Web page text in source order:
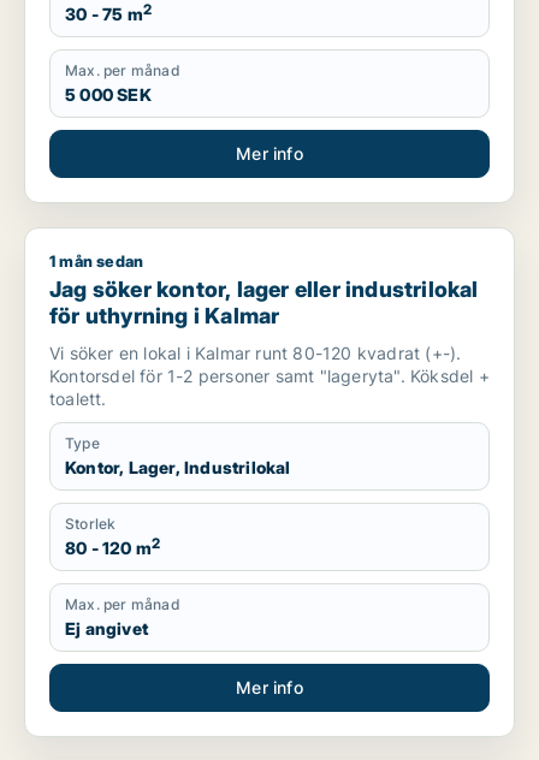
30 - 75 m2
Max. per månad
5 000 SEK
Mer info
Jag söker kontor, lager eller industrilokal för uthyrning i
1 mån sedan
Jag söker kontor, lager eller industrilokal
för uthyrning i Kalmar
Vi söker en lokal i Kalmar runt 80-120 kvadrat (+-).
Kontorsdel för 1-2 personer samt "lageryta". Köksdel +
toalett.
Type
Kontor, Lager, Industrilokal
Storlek
80 - 120 m2
Max. per månad
Ej angivet
Mer info